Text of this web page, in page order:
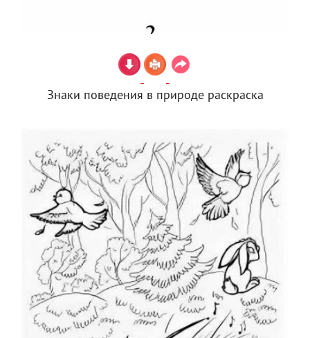
Знаки поведения в природе раскраска